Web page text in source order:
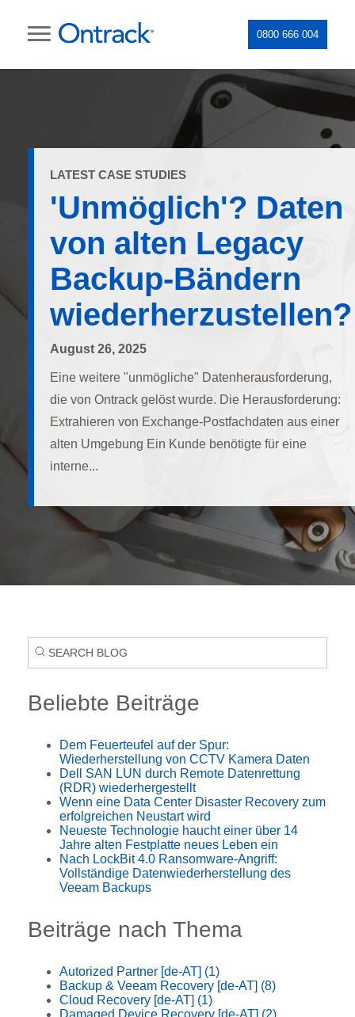
0800 666 004
LATEST CASE STUDIES
'Unmöglich'? Daten
von alten Legacy
Backup-Bändern
wiederherzustellen?
August 26, 2025
Eine weitere "unmögliche" Datenherausforderung,
die von Ontrack gelöst wurde. Die Herausforderung:
Extrahieren von Exchange-Postfachdaten aus einer
alten Umgebung Ein Kunde benötigte für eine
interne...
Beliebte Beiträge
Dem Feuerteufel auf der Spur:
Wiederherstellung von CCTV Kamera Daten
Dell SAN LUN durch Remote Datenrettung
(RDR) wiederhergestellt
Wenn eine Data Center Disaster Recovery zum
erfolgreichen Neustart wird
Neueste Technologie haucht einer über 14
Jahre alten Festplatte neues Leben ein
Nach LockBit 4.0 Ransomware-Angriff:
Vollständige Datenwiederherstellung des
Veeam Backups
Beiträge nach Thema
Autorized Partner [de-AT] (1)
Backup & Veeam Recovery [de-AT] (8)
Cloud Recovery [de-AT] (1)
Damaged Device Recovery [de-AT] (2)